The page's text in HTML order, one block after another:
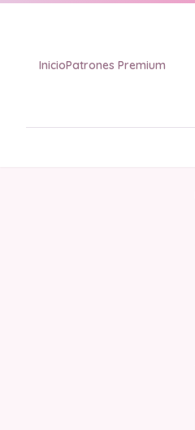
InicioPatrones Premium